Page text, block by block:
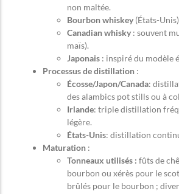
non maltée.
Bourbon whiskey (États-
Canadian whisky : souvent
maïs).
Japonais : inspiré du modèle
Processus de distillation :
Écosse/Japon/Canada:
des alambics pot stills ou à
Irlande: triple distillation
légère.
États-Unis: distillation
Maturation :
Tonneaux utilisés : fûts de
bourbon ou xérès pour le
brûlés pour le bourbon ;